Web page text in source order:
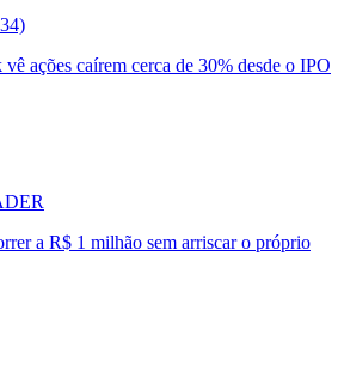
ações caírem cerca de 30% desde o IPO
a R$ 1 milhão sem arriscar o próprio